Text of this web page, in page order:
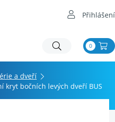
Přihlášení
0
a dveří
kryt bočních levých dveří BUS